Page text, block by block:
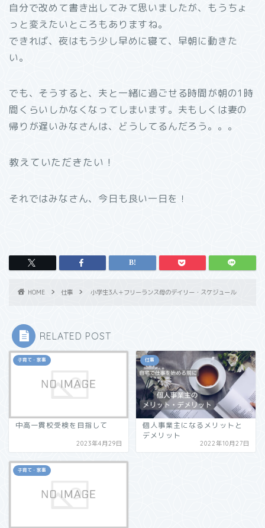
自分で改めて書き出してみて思いましたが、もうちょ
っと変えたいところもありますね。
できれば、夜はもう少し早めに寝て、早朝に動きた
い。
でも、そうすると、夫と一緒に過ごせる時間が朝の1時
間くらいしかなくなってしまいます。夫もしくは妻の
帰りが遅いみなさんは、どうしてるんだろう。。。
教えていただきたい！
それではみなさん、今日も良い一日を！
HOME 仕事 小学生3人＋フリーランス母のデイリー・スケジュール
RELATED POST
子育て・家事
中高一貫校受検を目指して
2023年4月29日
仕事
個人事業主になるメリットと
デメリット
2022年10月27日
子育て・家事